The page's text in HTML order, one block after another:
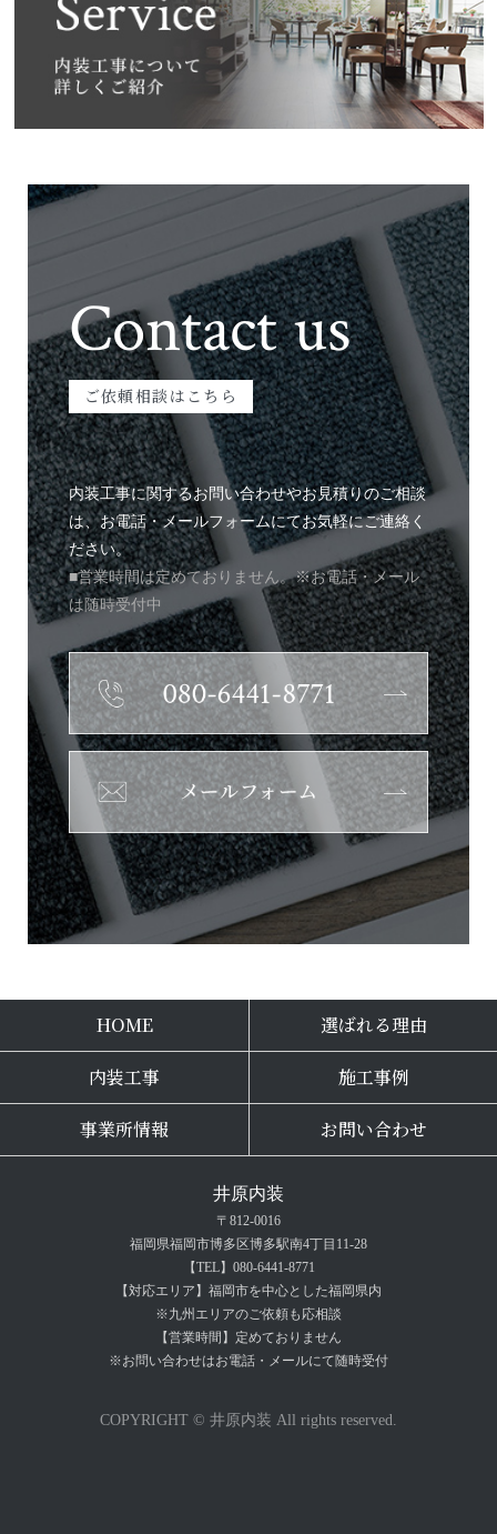
Contact us
ご依頼相談はこちら
内装工事に関するお問い合わせやお見積りのご相談
は、お電話・メールフォームにてお気軽にご連絡く
ださい。
■営業時間は定めておりません。※お電話・メール
は随時受付中
HOME 選ばれる理由
内装工事 施工事例
事業所情報 お問い合わせ
井原内装
〒812-0016
福岡県福岡市博多区博多駅南4丁目11-28
【TEL】080-6441-8771
【対応エリア】福岡市を中心とした福岡県内
※九州エリアのご依頼も応相談
【営業時間】定めておりません
※お問い合わせはお電話・メールにて随時受付
COPYRIGHT © 井原内装 All rights reserved.